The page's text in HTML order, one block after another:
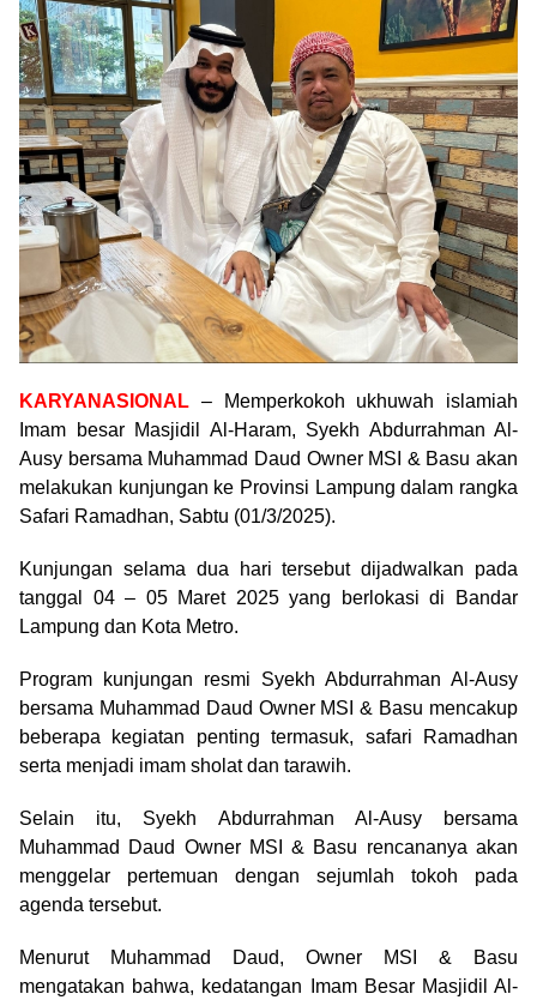
KARYANASIONAL – Memperkokoh ukhuwah islamiah
Imam besar Masjidil Al-Haram, Syekh Abdurrahman Al-
Ausy bersama Muhammad Daud Owner MSI & Basu akan
melakukan kunjungan ke Provinsi Lampung dalam rangka
Safari Ramadhan, Sabtu (01/3/2025).
Kunjungan selama dua hari tersebut dijadwalkan pada
tanggal 04 – 05 Maret 2025 yang berlokasi di Bandar
Lampung dan Kota Metro.
Program kunjungan resmi Syekh Abdurrahman Al-Ausy
bersama Muhammad Daud Owner MSI & Basu mencakup
beberapa kegiatan penting termasuk, safari Ramadhan
serta menjadi imam sholat dan tarawih.
Selain itu, Syekh Abdurrahman Al-Ausy bersama
Muhammad Daud Owner MSI & Basu rencananya akan
menggelar pertemuan dengan sejumlah tokoh pada
agenda tersebut.
Menurut Muhammad Daud, Owner MSI & Basu
mengatakan bahwa, kedatangan Imam Besar Masjidil Al-